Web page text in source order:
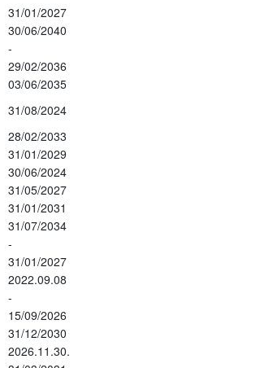
31/01/2027
30/06/2040
-
29/02/2036
03/06/2035
31/08/2024
28/02/2033
31/01/2029
30/06/2024
31/05/2027
31/01/2031
31/07/2034
-
31/01/2027
2022.09.08
-
15/09/2026
31/12/2030
2026.11.30.